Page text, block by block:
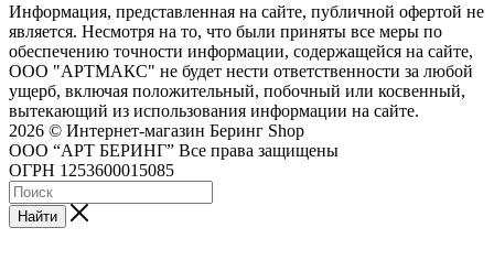
Информация, представленная на сайте, публичной офертой не
является. Несмотря на то, что были приняты все меры по
обеспечению точности информации, содержащейся на сайте,
ООО "АРТМАКС" не будет нести ответственности за любой
ущерб, включая положительный, побочный или косвенный,
вытекающий из использования информации на сайте.
2026 © Интернет-магазин Беринг Shop
ООО “АРТ БЕРИНГ” Все права защищены
ОГРН 1253600015085
Найти